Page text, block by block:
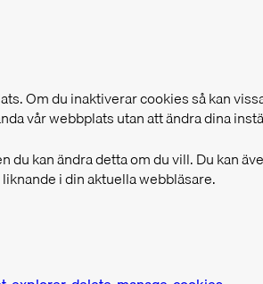
Om du inaktiverar cookies så kan
vår webbplats utan att ändra dina
kan ändra detta om du vill. Du kan
i din aktuella webbläsare.